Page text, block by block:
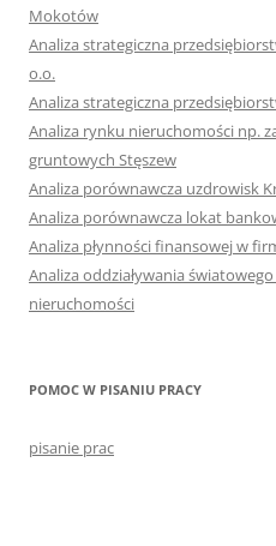
Mokotów
Analiza strategiczna
o.o.
Analiza strategiczna
Analiza rynku nieruchomości np.
gruntowych Stęszew
Analiza porównawcza uzdrowisk
Analiza porównawcza lokat
Analiza płynności finansowej w
Analiza oddziaływania
nieruchomości
POMOC W PISANIU PRACY
pisanie prac